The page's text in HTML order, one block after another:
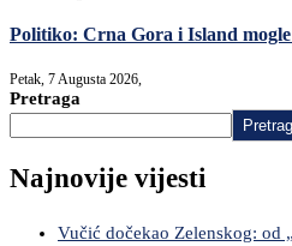
Politiko: Crna Gora i Island
Petak, 7 Augusta 2026,
Pretraga
Najnovije vijesti
Vučić dočekao Zelenskog: od